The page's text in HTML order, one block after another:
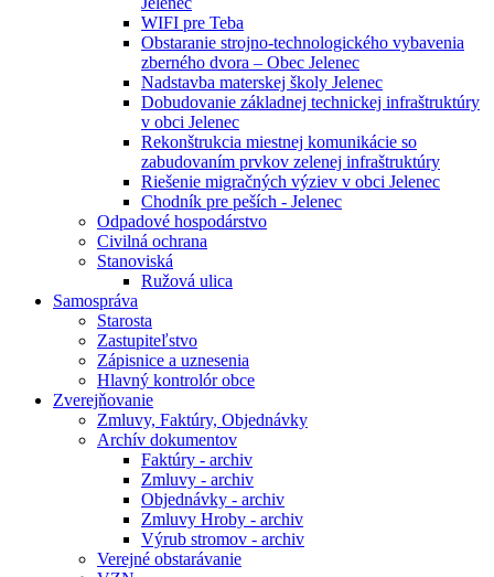
WIFI pre Teba
Obstaranie strojno-technologického vybavenia
zberného dvora – Obec Jelenec
Nadstavba materskej školy Jelenec
Dobudovanie základnej technickej infraštruktúry
v obci Jelenec
Rekonštrukcia miestnej komunikácie so
zabudovaním prvkov zelenej infraštruktúry
Riešenie migračných výziev v obci Jelenec
Chodník pre peších - Jelenec
Odpadové hospodárstvo
Civilná ochrana
Stanoviská
Ružová ulica
Samospráva
Starosta
Zastupiteľstvo
Zápisnice a uznesenia
Hlavný kontrolór obce
Zverejňovanie
Zmluvy, Faktúry, Objednávky
Archív dokumentov
Faktúry - archiv
Zmluvy - archiv
Objednávky - archiv
Zmluvy Hroby - archiv
Výrub stromov - archiv
Verejné obstarávanie